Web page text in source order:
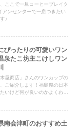
ここで一旦コーヒーブレイク
アンセンターで一息つきたい
♪
ぴったりの可愛いワン
泉たこ坊主こけしワン
屋商店」さんのワンカップの
ご紹介します！福島県の日本
いけど何が良いのかよくわか
南会津町のおすすめ土